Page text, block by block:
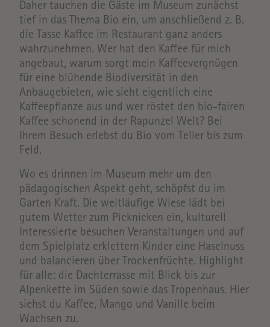
Daher tauchen die Gäste im Museum zunächst
tief in das Thema Bio ein, um anschließend z. B.
die Tasse Kaffee im Restaurant ganz anders
wahrzunehmen. Wer hat den Kaffee für mich
angebaut, warum sorgt mein Kaffeevergnügen
für eine blühende Biodiversität in den
Anbaugebieten, wie sieht eigentlich eine
Kaffeepflanze aus und wer röstet den bio-fairen
Kaffee schonend in der Rapunzel Welt? Bei
Ihrem Besuch erlebst du Bio vom Teller bis zum
Feld.
Wo es drinnen im Museum mehr um den
pädagogischen Aspekt geht, schöpfst du im
Garten Kraft. Die weitläufige Wiese lädt bei
gutem Wetter zum Picknicken ein, kulturell
Interessierte besuchen Veranstaltungen und auf
dem Spielplatz erklettern Kinder eine Haselnuss
und balancieren über Trockenfrüchte. Highlight
für alle: die Dachterrasse mit Blick bis zur
Alpenkette im Süden sowie das Tropenhaus. Hier
siehst du Kaffee, Mango und Vanille beim
Wachsen zu.